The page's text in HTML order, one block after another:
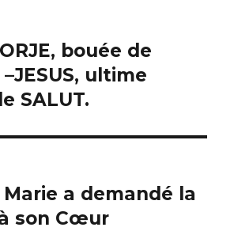
bouée de
–JESUS, ultime
SALUT.
a demandé la
son Cœur